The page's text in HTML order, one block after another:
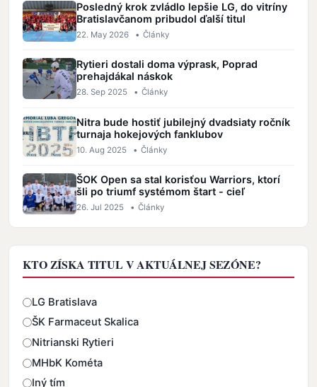
Posledný krok zvládlo lepšie LG, do vitríny
Bratislavčanom pribudol ďalší titul
22. May 2026 • Články
Rytieri dostali doma výprask, Poprad
prehajdákal náskok
28. Sep 2025 • Články
Nitra bude hostiť jubilejný dvadsiaty ročník
turnaja hokejových fanklubov
10. Aug 2025 • Články
ŠOK Open sa stal korisťou Warriors, ktorí
šli po triumf systémom štart - cieľ
26. Jul 2025 • Články
KTO ZÍSKA TITUL V AKTUÁLNEJ SEZÓNE?
Odpovede
LG Bratislava
ŠK Farmaceut Skalica
Nitrianski Rytieri
MHbK Kométa
Iný tím